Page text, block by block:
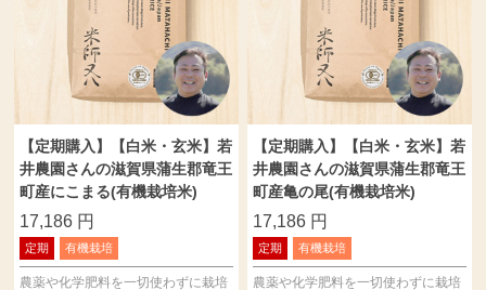
【定期購入】【白米・玄米】若
井農園さんの滋賀県蒲生郡竜王
町産にこまる(有機栽培米)
17,186 円
定期 有機栽培
農薬や化学肥料を一切使わずに栽培
【定期購入】【白米・玄米】若
井農園さんの滋賀県蒲生郡竜王
町産亀の尾(有機栽培米)
17,186 円
定期 有機栽培
農薬や化学肥料を一切使わずに栽培